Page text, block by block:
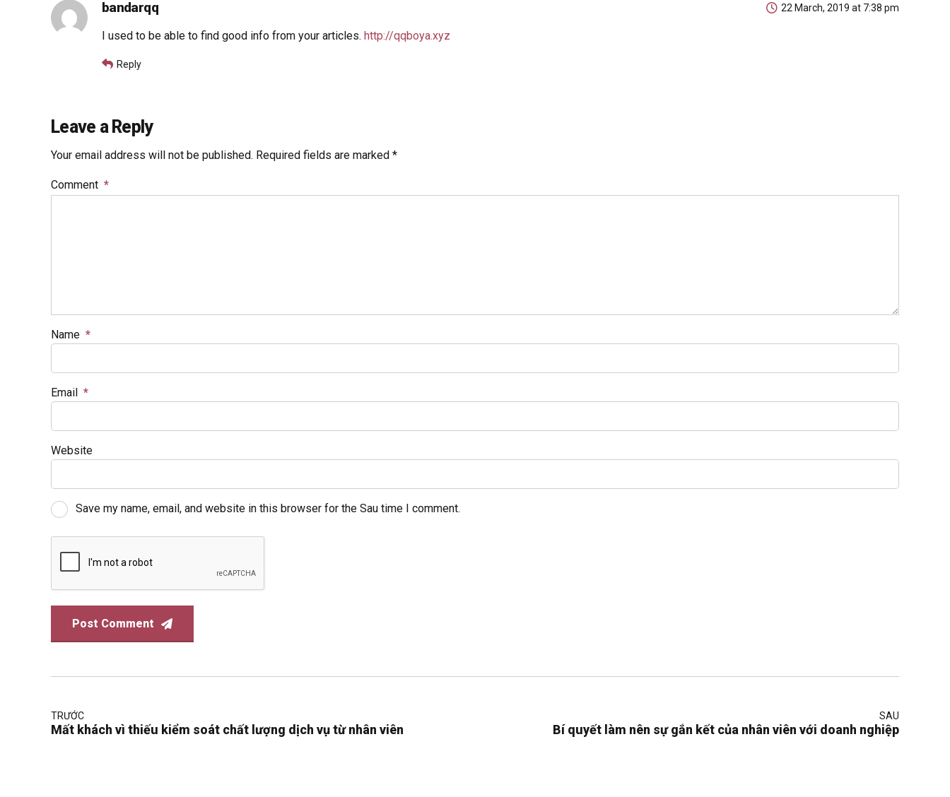
bandarqq 22 March, 2019 at 7:38 pm
I used to be able to find good info from your articles. http://qqboya.xyz
Reply
Leave a Reply
Your email address will not be published. Required fields are marked *
Comment *
Name *
Email *
Website
Save my name, email, and website in this browser for the Sau time I comment.
Post Comment
TRƯỚC
Mất khách vì thiếu kiểm soát chất lượng dịch vụ từ nhân viên
SAU
Bí quyết làm nên sự gắn kết của nhân viên với doanh nghiệp